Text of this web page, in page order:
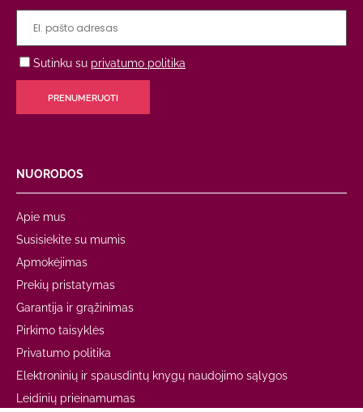
Sutinku su privatumo politika
PRENUMERUOTI
NUORODOS
Apie mus
Susisiekite su mumis
Apmokėjimas
Prekių pristatymas
Garantija ir grąžinimas
Pirkimo taisyklės
Privatumo politika
Elektroninių ir spausdintų knygų naudojimo sąlygos
Leidinių prieinamumas